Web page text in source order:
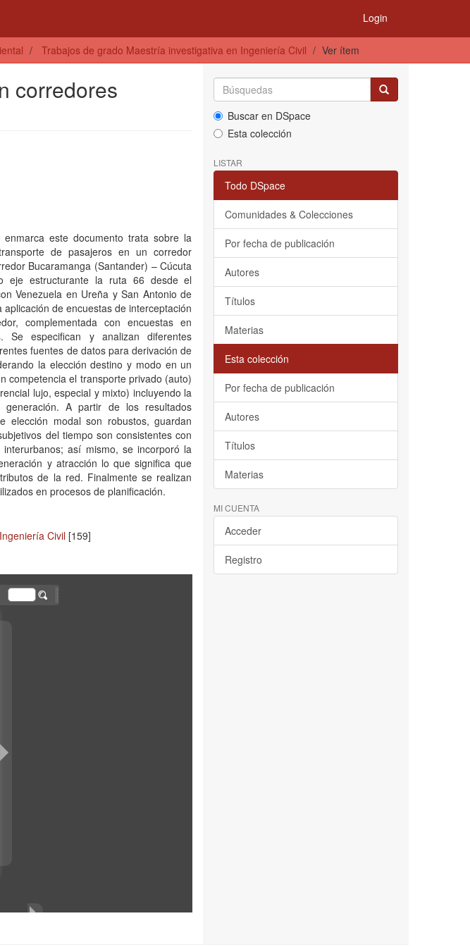
Login
Trabajos de grado Maestría investigativa en Ingeniería Civil Ver ítem
corredores
este documento trata sobre la
de pasajeros en un corredor
Bucaramanga (Santander) – Cúcuta
eje estructurante la ruta 66 desde el
Venezuela en Ureña y San Antonio de
de encuestas de interceptación
complementada con encuestas en
Se especifican y analizan diferentes
fuentes de datos para derivación de
la elección destino y modo en un
competencia el transporte privado (auto)
lujo, especial y mixto) incluyendo la
A partir de los resultados
elección modal son robustos, guardan
del tiempo son consistentes con
así mismo, se incorporó la
y atracción lo que significa que
de la red. Finalmente se realizan
en procesos de planificación.
Civil [159]
Buscar en DSpace
Esta colección
LISTAR
Todo DSpace
Comunidades & Colecciones
Por fecha de publicación
Autores
Títulos
Materias
Esta colección
Por fecha de publicación
Autores
Títulos
Materias
MI CUENTA
Acceder
Registro